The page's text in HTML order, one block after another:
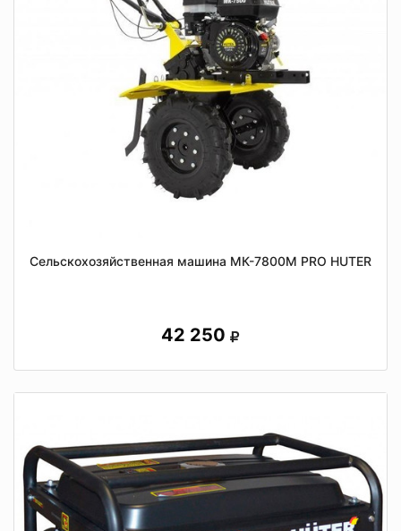
Сельскохозяйственная машина МК-7800М PRO НUTER
42 250